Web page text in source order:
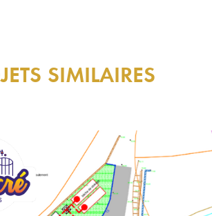
SIMILAIRES